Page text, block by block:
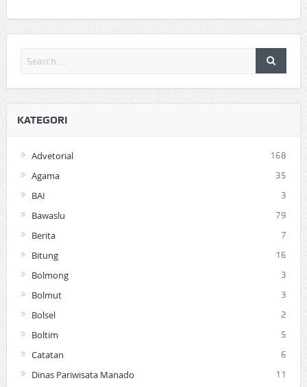
KATEGORI
Advetorial 168
Agama 35
BAI 3
Bawaslu 79
Berita 7
Bitung 16
Bolmong 3
Bolmut 3
Bolsel 2
Boltim 5
Catatan 6
Dinas Pariwisata Manado 11